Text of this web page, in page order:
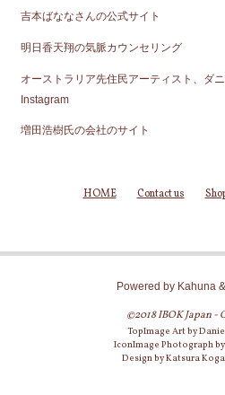
吉本ばななさんの公式サイト
明日香天翔の気脈カウンセリング
オーストラリア先住民アーティスト、ダ
Instagram
増田浩樹氏の会社のサイト
HOME Contact us
Powered by Kahuna &
©2018 IBOK Japan -
TopImage Art by
IconImage Photograph
Design by Katsura